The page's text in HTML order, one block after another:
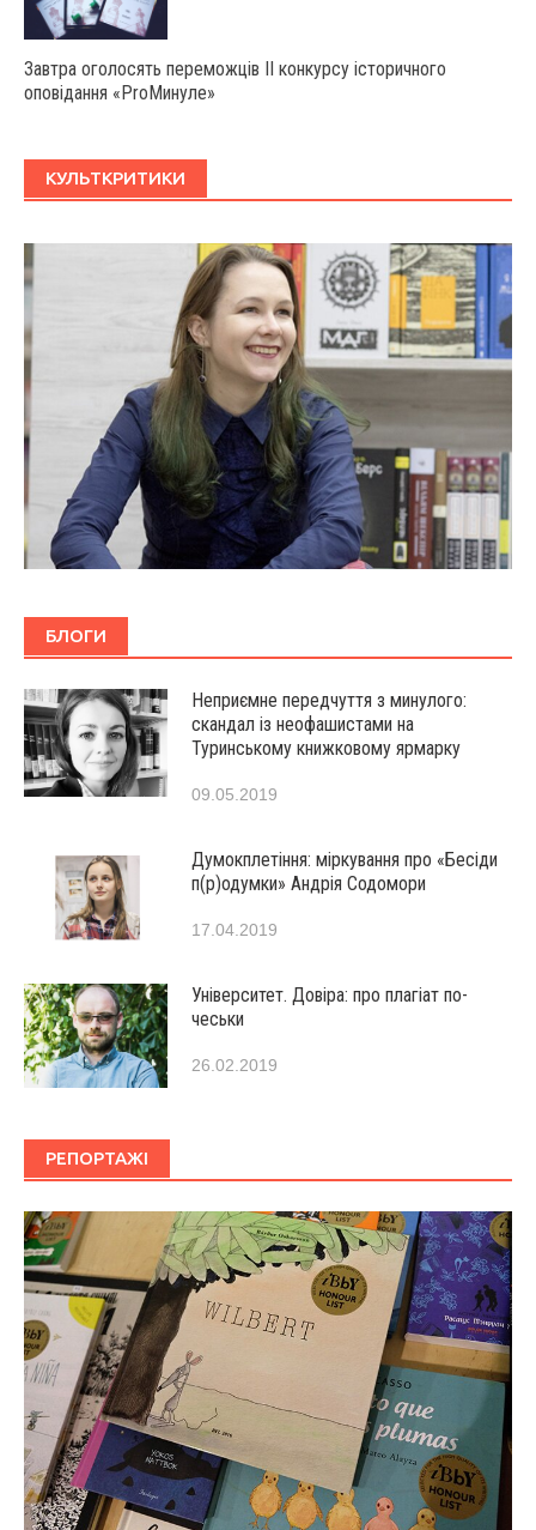
Завтра оголосять переможців ІІ конкурсу історичного
оповідання «ProМинуле»
КУЛЬТКРИТИКИ
БЛОГИ
Неприємне передчуття з минулого:
скандал із неофашистами на
Туринському книжковому ярмарку
09.05.2019
Думокплетіння: міркування про «Бесіди
п(р)одумки» Андрія Содомори
17.04.2019
Університет. Довіра: про плагіат по-
чеськи
26.02.2019
РЕПОРТАЖІ